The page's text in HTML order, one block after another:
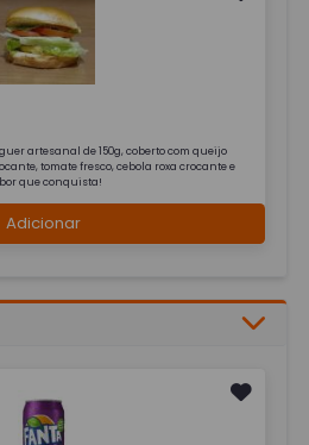
artesanal de 150g, coberto com queijo
tomate fresco, cebola roxa crocante e
que conquista!
Adicionar